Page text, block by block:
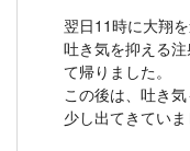
翌日11時に大翔
吐き気を抑える
て帰りました。
この後は、吐き
少し出てきていま